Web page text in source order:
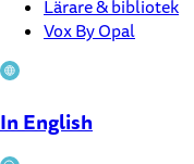
Lärare & bibliotek
Vox By Opal
In English